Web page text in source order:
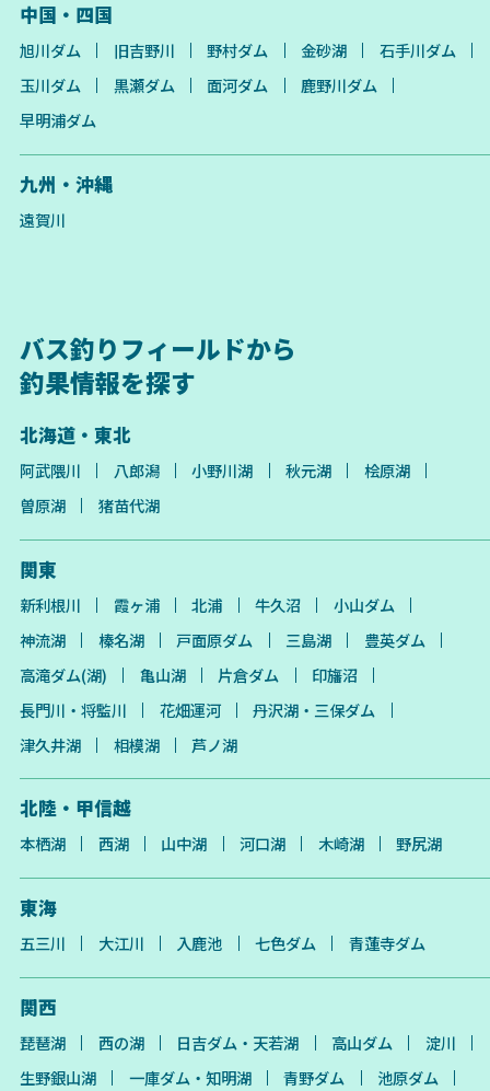
中国・四国
旭川ダム 旧吉野川 野村ダム 金砂湖
石手川ダム
玉川ダム
黒瀬ダム 面河ダム
鹿野川ダム
早明浦ダム
九州・沖縄
遠賀川
バス釣りフィールドから
釣果情報を探す
北海道・東北
阿武隈川 八郎潟 小野川湖 秋元湖
桧原湖
曽原湖
猪苗代湖
関東
新利根川 霞ヶ浦 北浦 牛久沼
小山ダム
神流湖
榛名湖 戸面原ダム 三島湖
豊英ダム
高滝ダム(湖)
亀山湖 片倉ダム
印旛沼
長門川・将監川
花畑運河
丹沢湖・三保ダム
津久井湖
相模湖 芦ノ湖
北陸・甲信越
本栖湖 西湖 山中湖 河口湖 木崎湖 野尻湖
東海
五三川 大江川 入鹿池 七色ダム 青蓮寺ダム
関西
琵琶湖 西の湖 日吉ダム・天若湖 高山ダム
淀川
生野銀山湖
一庫ダム・知明湖 青野ダム 池原ダム